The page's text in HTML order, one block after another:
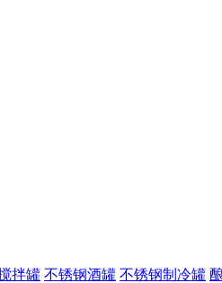
拌罐 不锈钢酒罐 不锈钢制冷罐